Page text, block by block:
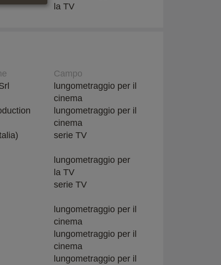
la TV
Campo
lungometraggio per il
cinema
lungometraggio per il
cinema
serie TV
lungometraggio per
la TV
serie TV
lungometraggio per il
cinema
lungometraggio per il
cinema
lungometraggio per il